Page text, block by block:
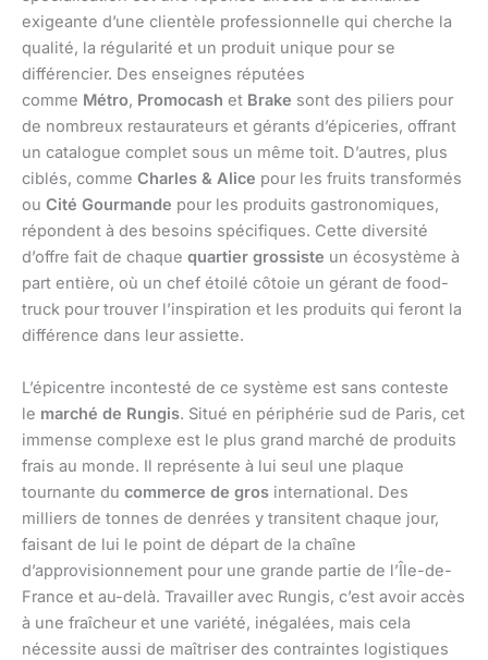
exigeante d’une clientèle professionnelle qui cherche la
qualité, la régularité et un produit unique pour se
différencier. Des enseignes réputées
comme Métro, Promocash et Brake sont des piliers pour
de nombreux restaurateurs et gérants d’épiceries, offrant
un catalogue complet sous un même toit. D’autres, plus
ciblés, comme Charles & Alice pour les fruits transformés
ou Cité Gourmande pour les produits gastronomiques,
répondent à des besoins spécifiques. Cette diversité
d’offre fait de chaque quartier grossiste un écosystème à
part entière, où un chef étoilé côtoie un gérant de food-
truck pour trouver l’inspiration et les produits qui feront la
différence dans leur assiette.
L’épicentre incontesté de ce système est sans conteste
le marché de Rungis. Situé en périphérie sud de Paris, cet
immense complexe est le plus grand marché de produits
frais au monde. Il représente à lui seul une plaque
tournante du commerce de gros international. Des
milliers de tonnes de denrées y transitent chaque jour,
faisant de lui le point de départ de la chaîne
d’approvisionnement pour une grande partie de l’Île-de-
France et au-delà. Travailler avec Rungis, c’est avoir accès
à une fraîcheur et une variété, inégalées, mais cela
nécessite aussi de maîtriser des contraintes logistiques